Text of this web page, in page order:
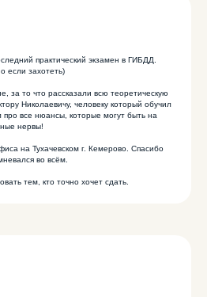
практический экзамен в ГИБДД.
если захотеть)
за то что рассказали всю теоретическую
Николаевичу, человеку который обучил
про все нюансы, которые могут быть на
нервы!
на Тухачевском г. Кемерово. Спасибо
во всём.
тем, кто точно хочет сдать.